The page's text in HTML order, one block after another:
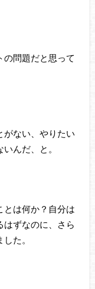
の問題だと思って
がない、やりたい
んだ、と。
とは何か？自分は
はずなのに、さら
た。